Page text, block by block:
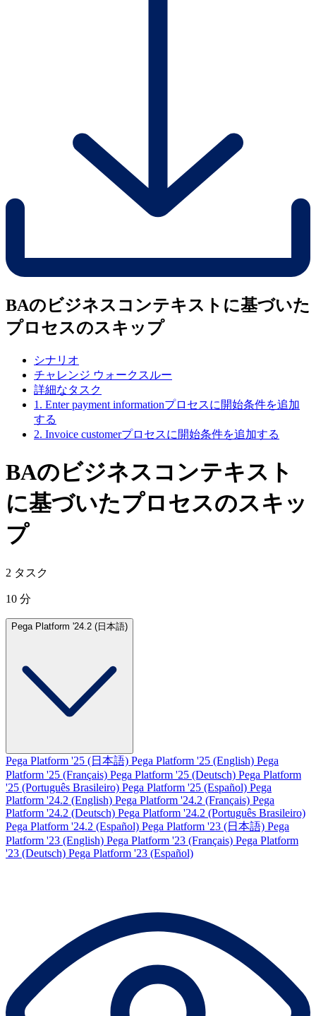
BAのビジネスコンテキストに基づいた
プロセスのスキップ
シナリオ
チャレンジ ウォークスルー
詳細なタスク
1. Enter payment informationプロセスに開始条件を追加
する
2. Invoice customerプロセスに開始条件を追加する
BAのビジネスコンテキスト
に基づいたプロセスのスキッ
プ
2 タスク
10 分
Pega Platform '24.2 (日本語)
Pega Platform '25 (日本語) Pega Platform '25 (English) Pega
Platform '25 (Français) Pega Platform '25 (Deutsch) Pega Platform
'25 (Português Brasileiro) Pega Platform '25 (Español) Pega
Platform '24.2 (English) Pega Platform '24.2 (Français) Pega
Platform '24.2 (Deutsch) Pega Platform '24.2 (Português Brasileiro)
Pega Platform '24.2 (Español) Pega Platform '23 (日本語) Pega
Platform '23 (English) Pega Platform '23 (Français) Pega Platform
'23 (Deutsch) Pega Platform '23 (Español)